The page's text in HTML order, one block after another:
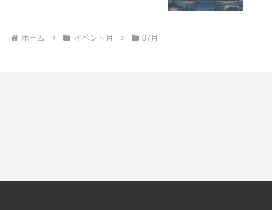
ホーム イベント月 07月